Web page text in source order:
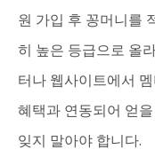
원 가입 후 꽁머니를
히 높은 등급으로 올
터나 웹사이트에서
혜택과 연동되어 얻
잊지 말아야 합니다.